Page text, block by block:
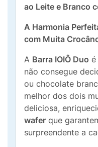
ao Leite e Branco
A Harmonia
com Muita
A Barra IOIÔ Duo é
não consegue
ou chocolate
melhor dos dois
deliciosa,
wafer que
surpreendente a